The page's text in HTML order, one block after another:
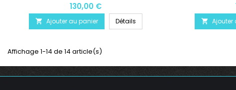
130,00 €
 Ajouter au panier Détails  Ajouter
Affichage 1-14 de 14 article(s)